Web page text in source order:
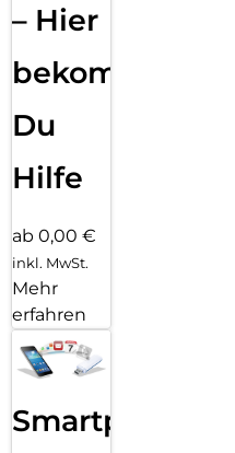
– Hier
bekommst
Du
Hilfe
ab 0,00 €
inkl. MwSt.
Mehr
erfahren
Smartphone